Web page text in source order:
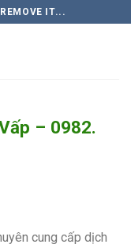
IT...
– 0982.
cung cấp dịch